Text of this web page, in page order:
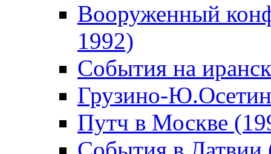
Вооруженный
1992)
События на
Грузино-
Путч в Москве